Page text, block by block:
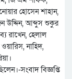
হোসেন শাহান,
উদ্দিন, আব্দুস শুকুর
রাখেন, হেলাল
নাহিদ,
সংবাদ বিজ্ঞপ্তি